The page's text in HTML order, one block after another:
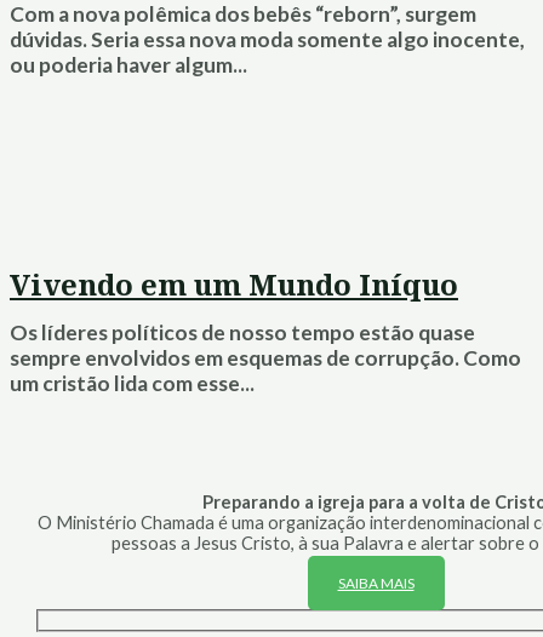
Com a nova polêmica dos bebês “reborn”, surgem
dúvidas. Seria essa nova moda somente algo inocente,
ou poderia haver algum...
Vivendo em um Mundo Iníquo
Os líderes políticos de nosso tempo estão quase
sempre envolvidos em esquemas de corrupção. Como
um cristão lida com esse...
Preparando a igreja para a volta de
O Ministério Chamada é uma organização interdenominacional
pessoas a Jesus Cristo, à sua Palavra e alertar sobre
SAIBA MAIS